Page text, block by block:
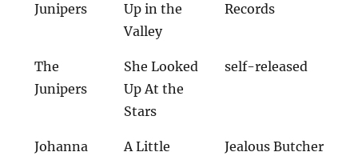
Junipers
Up in the
Valley
Records
The
Junipers
She Looked
Up At the
Stars
self-released
Johanna
A Little
Jealous Butcher